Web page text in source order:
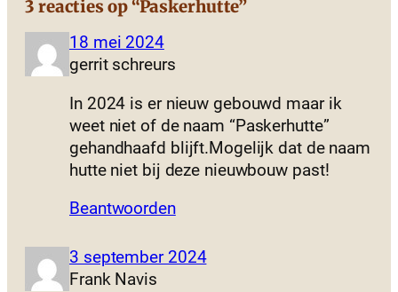
3 reacties op “Paskerhutte”
18 mei 2024
gerrit schreurs
In 2024 is er nieuw gebouwd maar ik
weet niet of de naam “Paskerhutte”
gehandhaafd blijft.Mogelijk dat de naam
hutte niet bij deze nieuwbouw past!
Beantwoorden
3 september 2024
Frank Navis